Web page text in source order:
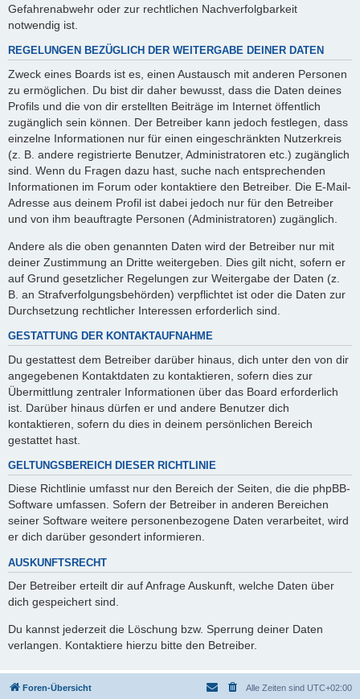
Gefahrenabwehr oder zur rechtlichen Nachverfolgbarkeit
notwendig ist.
REGELUNGEN BEZÜGLICH DER WEITERGABE DEINER DATEN
Zweck eines Boards ist es, einen Austausch mit anderen Personen
zu ermöglichen. Du bist dir daher bewusst, dass die Daten deines
Profils und die von dir erstellten Beiträge im Internet öffentlich
zugänglich sein können. Der Betreiber kann jedoch festlegen, dass
einzelne Informationen nur für einen eingeschränkten Nutzerkreis
(z. B. andere registrierte Benutzer, Administratoren etc.) zugänglich
sind. Wenn du Fragen dazu hast, suche nach entsprechenden
Informationen im Forum oder kontaktiere den Betreiber. Die E-Mail-
Adresse aus deinem Profil ist dabei jedoch nur für den Betreiber
und von ihm beauftragte Personen (Administratoren) zugänglich.
Andere als die oben genannten Daten wird der Betreiber nur mit
deiner Zustimmung an Dritte weitergeben. Dies gilt nicht, sofern er
auf Grund gesetzlicher Regelungen zur Weitergabe der Daten (z.
B. an Strafverfolgungsbehörden) verpflichtet ist oder die Daten zur
Durchsetzung rechtlicher Interessen erforderlich sind.
GESTATTUNG DER KONTAKTAUFNAHME
Du gestattest dem Betreiber darüber hinaus, dich unter den von dir
angegebenen Kontaktdaten zu kontaktieren, sofern dies zur
Übermittlung zentraler Informationen über das Board erforderlich
ist. Darüber hinaus dürfen er und andere Benutzer dich
kontaktieren, sofern du dies in deinem persönlichen Bereich
gestattet hast.
GELTUNGSBEREICH DIESER RICHTLINIE
Diese Richtlinie umfasst nur den Bereich der Seiten, die die phpBB-
Software umfassen. Sofern der Betreiber in anderen Bereichen
seiner Software weitere personenbezogene Daten verarbeitet, wird
er dich darüber gesondert informieren.
AUSKUNFTSRECHT
Der Betreiber erteilt dir auf Anfrage Auskunft, welche Daten über
dich gespeichert sind.
Du kannst jederzeit die Löschung bzw. Sperrung deiner Daten
verlangen. Kontaktiere hierzu bitte den Betreiber.
Foren-Übersicht Alle Zeiten sind UTC+02:00